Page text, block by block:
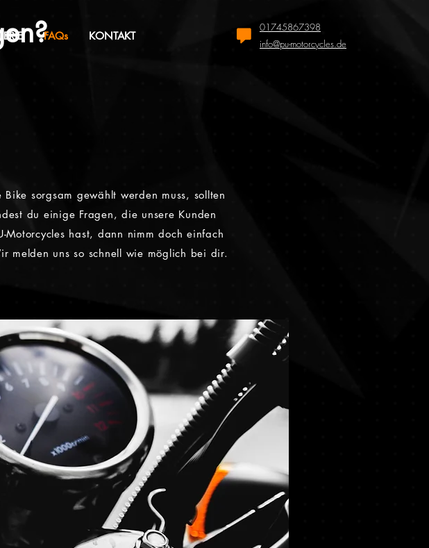
FAQs KONTAKT
01745867398
info@pu-motorcycles.de
sorgsam gewählt werden muss, sollten
du einige Fragen, die unsere Kunden
hast, dann nimm doch einfach
melden uns so schnell wie möglich bei dir.